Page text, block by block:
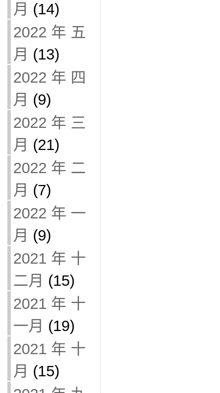
月 (14)
2022 年 五
月 (13)
2022 年 四
月 (9)
2022 年 三
月 (21)
2022 年 二
月 (7)
2022 年 一
月 (9)
2021 年 十
二月 (15)
2021 年 十
一月 (19)
2021 年 十
月 (15)